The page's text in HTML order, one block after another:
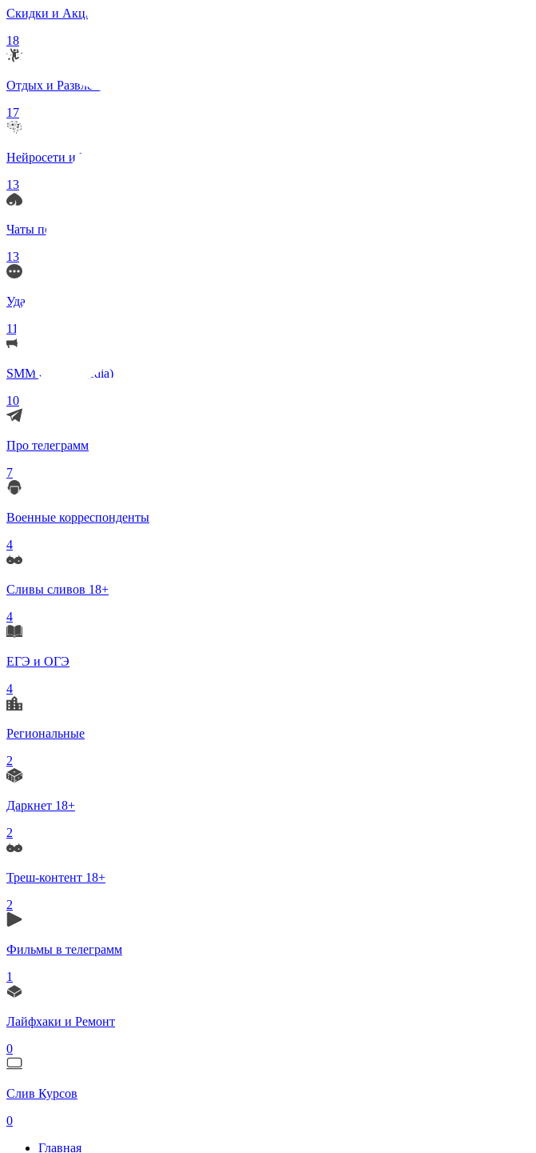
Скидки и Акции
18
Отдых и Развлечения
17
Нейросети и ИИ
13
Чаты по интересам
13
Удаленка (Работа)
11
SMM (Social Media)
10
Про телеграмм
7
Военные корреспонденты
4
Сливы сливов 18+
4
ЕГЭ и ОГЭ
4
Региональные
2
Даркнет 18+
2
Треш-контент 18+
2
Фильмы в телеграмм
1
Лайфхаки и Ремонт
0
Слив Курсов
0
Главная